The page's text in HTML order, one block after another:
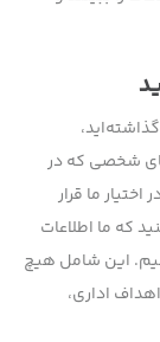
شخصی که در
ما قرار
که ما اطلاعات
این شامل هیچ
اداری،